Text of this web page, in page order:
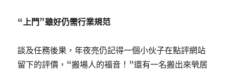
“上門”雖好仍需行業規范
談及任務後果，年夜亮仍記得一個小伙子在點評網站
留下的評價，“搬場人的福音！”還有一名搬出來煢居